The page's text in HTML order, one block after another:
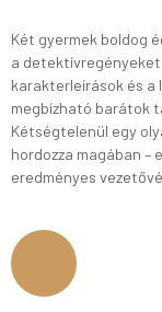
Két gyermek boldog
a
karakterleírások és a
megbízható barátok
Kétségtelenül egy
hordozza magában –
eredményes